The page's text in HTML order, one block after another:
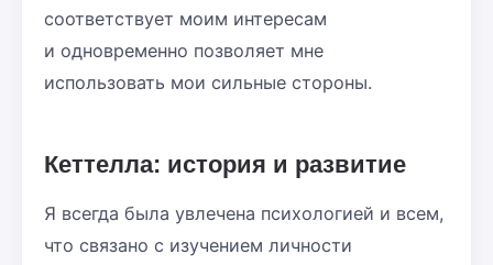
соответствует моим интересам
и одновременно позволяет мне
использовать мои сильные стороны.
Кеттелла: история и развитие
Я всегда была увлечена психологией и всем,
что связано с изучением личности